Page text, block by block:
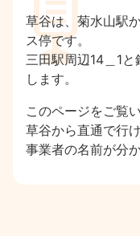
草谷は、菊水山駅
ス停です。
三田駅周辺14＿1
します。
このページをご覧
草谷から直通で行
事業者の名前が分か